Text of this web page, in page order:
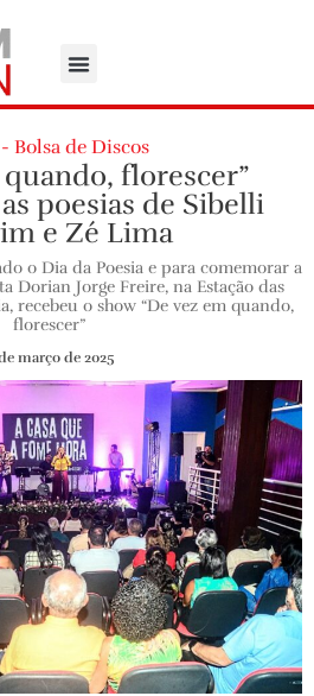
Bolsa de Discos
quando, florescer”
poesias de Sibelli
e Zé Lima
o Dia da Poesia e para comemorar a
Dorian Jorge Freire, na Estação das
recebeu o show “De vez em quando,
florescer”
março de 2025